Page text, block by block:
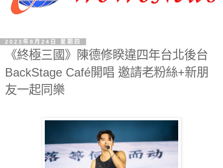
2023年8月24日 星期四
《終極三國》陳德修睽違四年台北後台
BackStage Café開唱 邀請老粉絲+新朋
友一起同樂